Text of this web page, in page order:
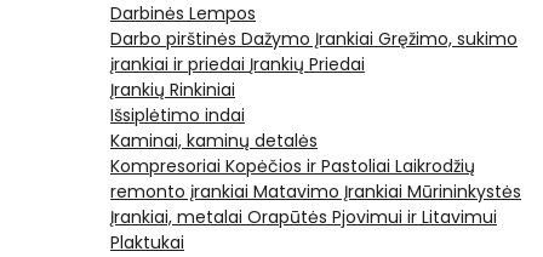
Darbinės Lempos
Darbo pirštinės Dažymo Įrankiai Gręžimo, sukimo
įrankiai ir priedai Įrankių Priedai
Įrankių Rinkiniai
Išsiplėtimo indai
Kaminai, kaminų detalės
Kompresoriai Kopėčios ir Pastoliai Laikrodžių
remonto įrankiai Matavimo Įrankiai Mūrininkystės
Įrankiai, metalai Orapūtės Pjovimui ir Litavimui
Plaktukai